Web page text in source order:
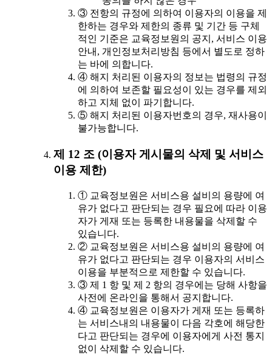
③ 전항의 규정에 의하여 이용자의 이용을 제
한하는 경우와 제한의 종류 및 기간 등 구체
적인 기준은 교육정보원의 공지, 서비스 이용
안내, 개인정보처리방침 등에서 별도로 정하
는 바에 의합니다.
④ 해지 처리된 이용자의 정보는 법령의 규정
에 의하여 보존할 필요성이 있는 경우를 제외
하고 지체 없이 파기합니다.
⑤ 해지 처리된 이용자번호의 경우, 재사용이
불가능합니다.
제 12 조 (이용자 게시물의 삭제 및 서비스
이용 제한)
① 교육정보원은 서비스용 설비의 용량에 여
유가 없다고 판단되는 경우 필요에 따라 이용
자가 게재 또는 등록한 내용물을 삭제할 수
있습니다.
② 교육정보원은 서비스용 설비의 용량에 여
유가 없다고 판단되는 경우 이용자의 서비스
이용을 부분적으로 제한할 수 있습니다.
③ 제 1 항 및 제 2 항의 경우에는 당해 사항을
사전에 온라인을 통해서 공지합니다.
④ 교육정보원은 이용자가 게재 또는 등록하
는 서비스내의 내용물이 다음 각호에 해당한
다고 판단되는 경우에 이용자에게 사전 통지
없이 삭제할 수 있습니다.